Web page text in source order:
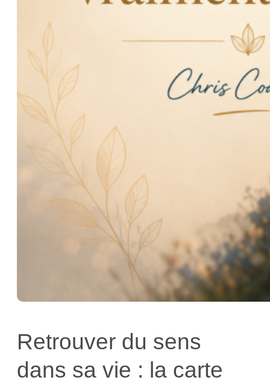
Retrouver du sens
dans sa vie : la carte